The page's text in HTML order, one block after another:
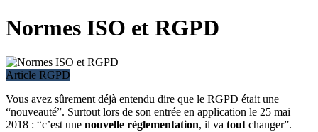
Normes ISO et RGPD
Article RGPD
Vous avez sûrement déjà entendu dire que le RGPD était une
“nouveauté”. Surtout lors de son entrée en application le 25 mai
2018 : “c’est une nouvelle règlementation, il va tout changer”.